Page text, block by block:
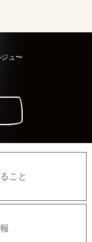
ュ〜
こと